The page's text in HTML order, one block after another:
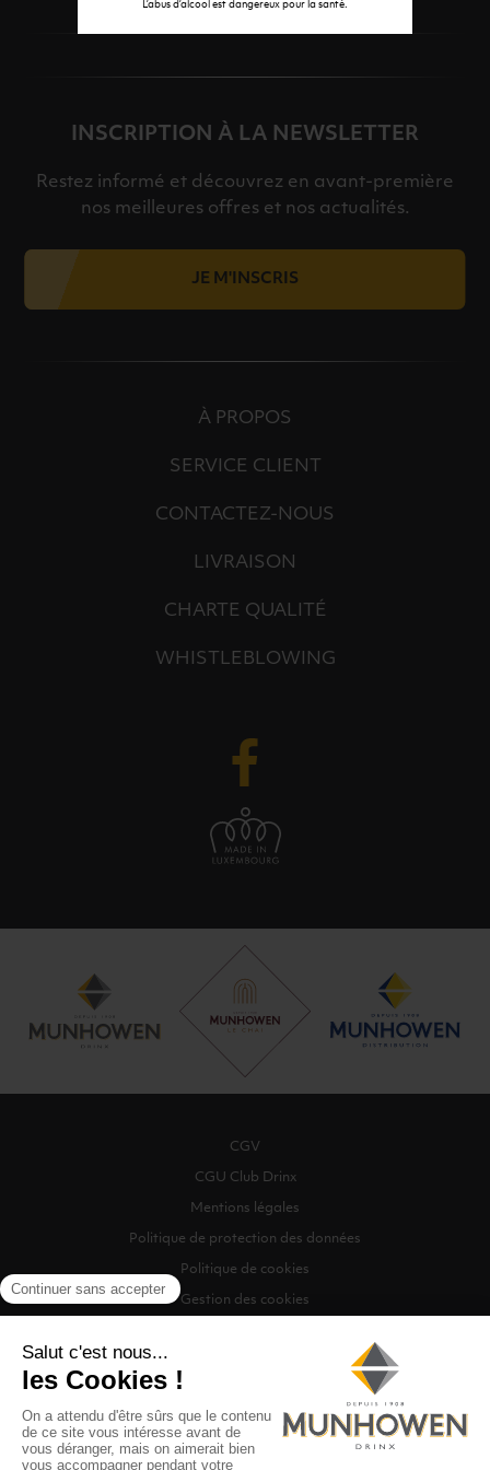
L’abus d’alcool est dangereux pour la santé.
INSCRIPTION À LA NEWSLETTER
Restez informé et découvrez en avant-première
nos meilleures offres et nos actualités.
JE M'INSCRIS
À PROPOS
SERVICE CLIENT
CONTACTEZ-NOUS
LIVRAISON
CHARTE QUALITÉ
WHISTLEBLOWING
CGV
CGU Club Drinx
Mentions légales
Politique de protection des données
Politique de cookies
Gestion des cookies
©2026 Munhowen Drinx / Tous droits réservés
Digitalised by